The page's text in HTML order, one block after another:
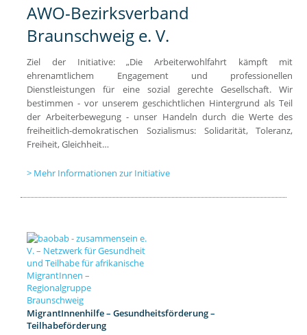
AWO-Bezirksverband
Braunschweig e. V.
Ziel der Initiative: „Die Arbeiterwohlfahrt kämpft mit
ehrenamtlichem Engagement und professionellen
Dienstleistungen für eine sozial gerechte Gesellschaft. Wir
bestimmen - vor unserem geschichtlichen Hintergrund als Teil
der Arbeiterbewegung - unser Handeln durch die Werte des
freiheitlich-demokratischen Sozialismus: Solidarität, Toleranz,
Freiheit, Gleichheit…
Mehr Informationen zur Initiative
MigrantInnenhilfe – Gesundheitsförderung –
Teilhabeförderung